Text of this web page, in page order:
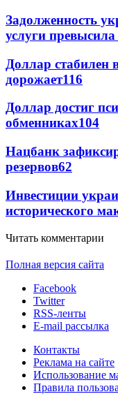
Задолженность
услуги
Доллар стабилен
дорожает116
Доллар достиг
обменниках104
Нацбанк
резервов62
Инвестиции
исторического
Читать комментарии
Полная версия сайта
Facebook
Twitter
RSS-ленты
E-mail рассылка
Контакты
Реклама на сайте
Использование
Правила